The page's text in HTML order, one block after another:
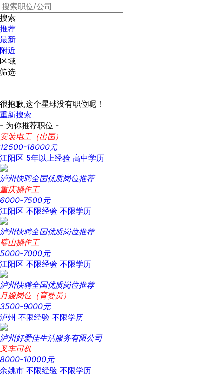
搜索
推荐
最新
附近
区域
筛选
很抱歉,这个星球没有职位呢！
重新搜索
- 为你推荐职位 -
安装电工（出国）
12500-18000元
江阳区 5年以上经验 高中学历
泸州快聘全国优质岗位推荐
重庆操作工
6000-7500元
江阳区 不限经验 不限学历
泸州快聘全国优质岗位推荐
璧山操作工
5000-7000元
江阳区 不限经验 不限学历
泸州快聘全国优质岗位推荐
月嫂岗位（育婴员）
3500-9000元
泸州 不限经验 不限学历
泸州好爱佳生活服务有限公司
叉车司机
8000-10000元
余姚市 不限经验 不限学历